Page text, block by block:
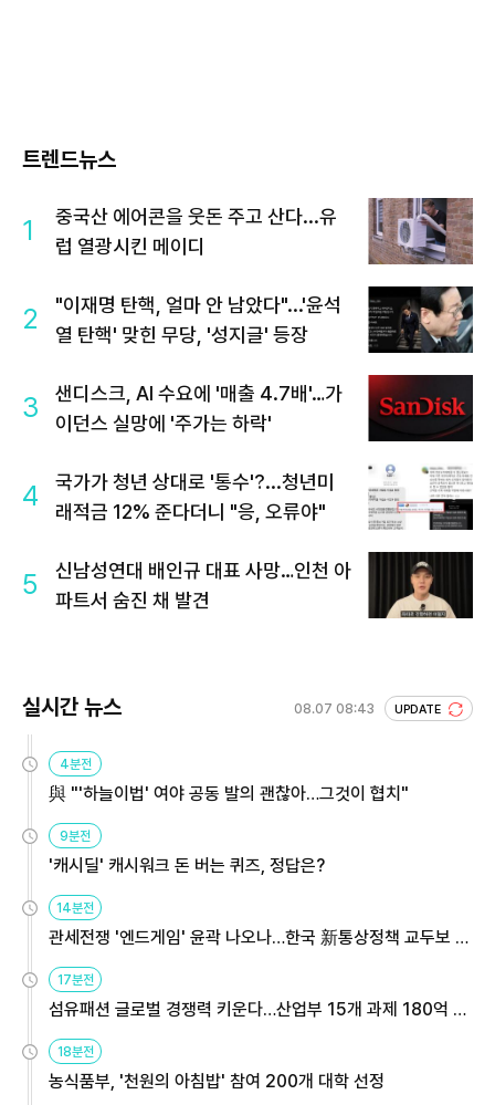
트렌드뉴스
1
중국산 에어콘을 웃돈 주고 산다...유
럽 열광시킨 메이디
2
"이재명 탄핵, 얼마 안 남았다"...'윤석
열 탄핵' 맞힌 무당, '성지글' 등장
3
샌디스크, AI 수요에 '매출 4.7배'…가
이던스 실망에 '주가는 하락'
4
국가가 청년 상대로 '통수'?...청년미
래적금 12% 준다더니 "응, 오류야"
5
신남성연대 배인규 대표 사망…인천 아
파트서 숨진 채 발견
실시간 뉴스 08.07 08:43 UPDATE
4분전
與 "'하늘이법' 여야 공동 발의 괜찮아…그것이 협치"
9분전
'캐시딜' 캐시워크 돈 버는 퀴즈, 정답은?
14분전
관세전쟁 '엔드게임' 윤곽 나오나…한국 新통상정책 교두보 활
17분전
섬유패션 글로벌 경쟁력 키운다…산업부 15개 과제 180억 지
18분전
농식품부, '천원의 아침밥' 참여 200개 대학 선정